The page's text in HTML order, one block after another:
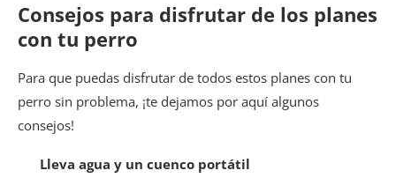
Consejos para disfrutar de los planes
con tu perro
Para que puedas disfrutar de todos estos planes con tu
perro sin problema, ¡te dejamos por aquí algunos
consejos!
Lleva agua y un cuenco portátil